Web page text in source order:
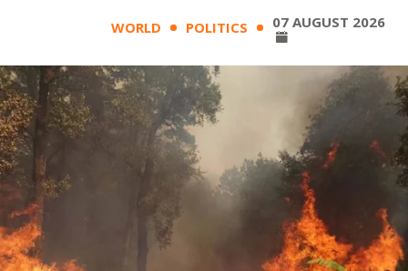
القوى الحالية على الأرض".
WORLD POLITICS 07 AUGUST 2026